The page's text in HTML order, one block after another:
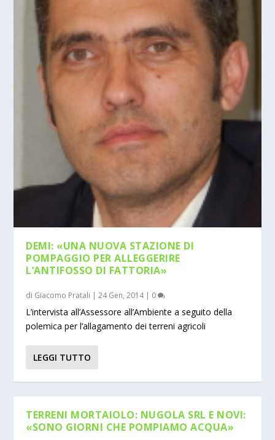
DEMI: «UNA NUOVA STAZIONE DI
POMPAGGIO PER ALLEGGERIRE
L’ANTIFOSSO DI FATTORIA»
di Giacomo Pratali |24 Gen, 2014| 0
L’intervista all’Assessore all’Ambiente a seguito della
polemica per l’allagamento dei terreni agricoli
LEGGI TUTTO
TERRENI MORTAIOLO: NUGOLA SRL E NOVI:
«SONO GIORNI CHE POMPIAMO ACQUA»